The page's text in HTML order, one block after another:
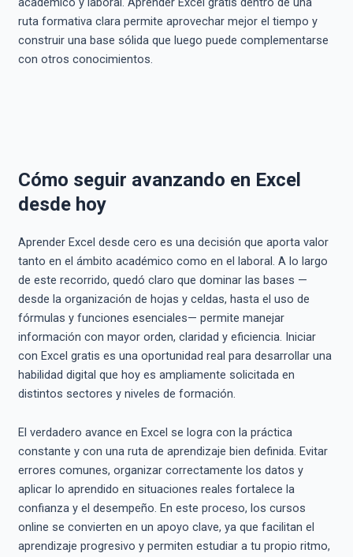
ruta formativa clara permite aprovechar mejor el tiempo y
construir una base sólida que luego puede complementarse
con otros conocimientos.
Cómo seguir avanzando en Excel
desde hoy
Aprender Excel desde cero es una decisión que aporta valor
tanto en el ámbito académico como en el laboral. A lo largo
de este recorrido, quedó claro que dominar las bases —
desde la organización de hojas y celdas, hasta el uso de
fórmulas y funciones esenciales— permite manejar
información con mayor orden, claridad y eficiencia. Iniciar
con Excel gratis es una oportunidad real para desarrollar una
habilidad digital que hoy es ampliamente solicitada en
distintos sectores y niveles de formación.
El verdadero avance en Excel se logra con la práctica
constante y con una ruta de aprendizaje bien definida. Evitar
errores comunes, organizar correctamente los datos y
aplicar lo aprendido en situaciones reales fortalece la
confianza y el desempeño. En este proceso, los cursos
online se convierten en un apoyo clave, ya que facilitan el
aprendizaje progresivo y permiten estudiar a tu propio ritmo,